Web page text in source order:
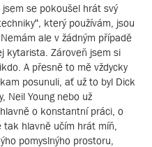
se pokoušel hrát svý
který používám, jsou
ale v žádným případě
kytarista. Zároveň jsem si
A přesně to mě vždycky
posunuli, ať už to byl Dick
Neil Young nebo už
o konstantní práci, o
hlavně učím hrát míň,
pomyslnýho prostoru,